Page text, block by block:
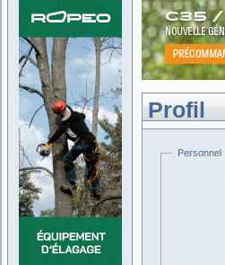
Profil
Personnel